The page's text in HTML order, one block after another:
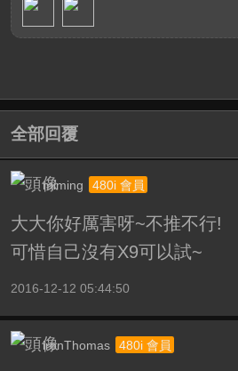
全部回覆
miming 480i 會員
大大你好厲害呀~不推不行!
可惜自己沒有X9可以試~
2016-12-12 05:44:50
ironThomas 480i 會員